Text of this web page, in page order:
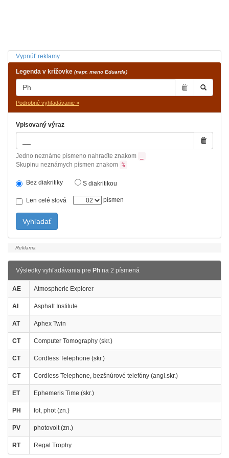
Vypnúť reklamy
Legenda v krížovke (napr. meno Eduarda)
Podrobné vyhľadávanie »
Vpisovaný výraz
Jedno neznáme písmeno nahraďte znakom
Skupinu neznámych písmen znakom %
Bez diakritiky S diakritikou
Len celé slová písmen
Vyhľadať
Výsledky vyhľadávania pre Ph na 2 písmená
AE Atmospheric Explorer
AI Asphalt Institute
AT Aphex Twin
CT Computer Tomography (skr.)
CT Cordless Telephone (skr.)
CT Cordless Telephone, bezšnúrové telefóny (angl.skr.)
ET Ephemeris Time (skr.)
PH fot, phot (zn.)
PV photovolt (zn.)
RT Regal Trophy